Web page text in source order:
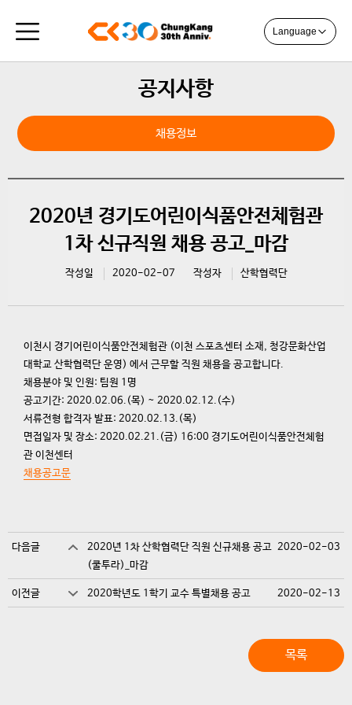
Language
공지사항
채용정보
2020년 경기도어린이식품안전체험관
1차 신규직원 채용 공고_마감
작성일 2020-02-07 작성자 산학협력단
이천시 경기어린이식품안전체험관 (이천 스포츠센터 소재, 청강문화산업
대학교 산학협력단 운영) 에서 근무할 직원 채용을 공고합니다.
채용분야 및 인원: 팀원 1명
공고기간: 2020.02.06.(목) ~ 2020.02.12.(수)
서류전형 합격자 발표: 2020.02.13.(목)
면접일자 및 장소: 2020.02.21.(금) 16:00 경기도어린이식품안전체험
관 이천센터
채용공고문
다음글
2020년 1차 산학협력단 직원 신규채용 공고
(쿨투라)_마감
2020-02-03
이전글 2020학년도 1학기 교수 특별채용 공고 2020-02-13
목록